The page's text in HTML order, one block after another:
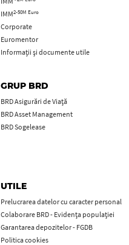
IMM2-50M Euro
Corporate
Euromentor
Informații și documente utile
GRUP BRD
BRD Asigurări de Viață
BRD Asset Management
BRD Sogelease
UTILE
Prelucrarea datelor cu caracter personal
Colaborare BRD - Evidența populației
Garantarea depozitelor - FGDB
Politica cookies